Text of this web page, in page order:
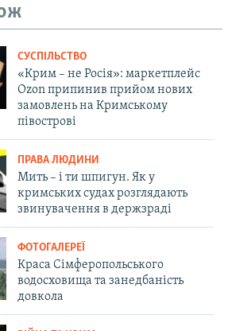
СУСПІЛЬСТВО
«Крим – не Росія»: маркетплейс
Ozon припинив прийом нових
замовлень на Кримському
півострові
ПРАВА ЛЮДИНИ
Мить – і ти шпигун. Як у
кримських судах розглядають
звинувачення в держзраді
ФОТОГАЛЕРЕЇ
Краса Сімферопольського
водосховища та занедбаність
довкола